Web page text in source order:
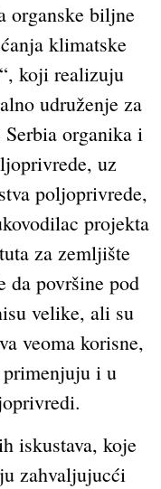
organske biljne
klimatske
koji realizuju
udruženje za
organika i
uz
poljoprivrede,
projekta
za zemljište
da površine pod
velike, ali su
veoma korisne,
primenjuju i u
iskustava, koje
zahvaljujucći